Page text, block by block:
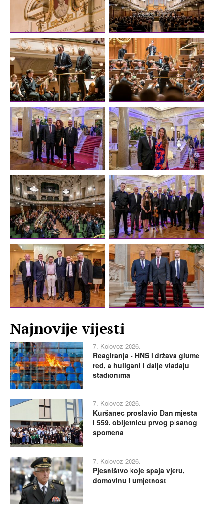
Najnovije vijesti
7. Kolovoz 2026.
Reagiranja - HNS i država glume
red, a huligani i dalje vladaju
stadionima
7. Kolovoz 2026.
Kuršanec proslavio Dan mjesta
i 559. obljetnicu prvog pisanog
spomena
7. Kolovoz 2026.
Pjesništvo koje spaja vjeru,
domovinu i umjetnost